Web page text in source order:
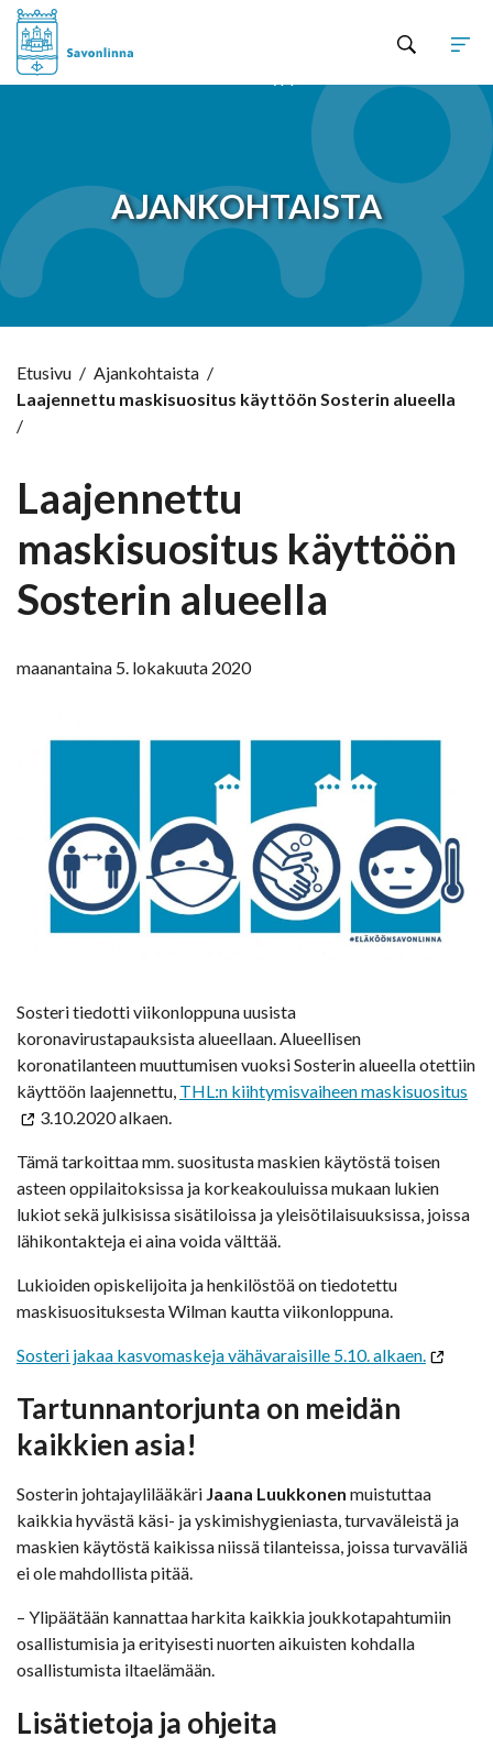
AJANKOHTAISTA
Etusivu / Ajankohtaista /
Laajennettu maskisuositus käyttöön Sosterin alueella
/
Laajennettu
maskisuositus käyttöön
Sosterin alueella
maanantaina 5. lokakuuta 2020
Sosteri tiedotti viikonloppuna uusista
koronavirustapauksista alueellaan. Alueellisen
koronatilanteen muuttumisen vuoksi Sosterin alueella otettiin
käyttöön laajennettu, THL:n kiihtymisvaiheen maskisuositus
3.10.2020 alkaen.
Tämä tarkoittaa mm. suositusta maskien käytöstä toisen
asteen oppilaitoksissa ja korkeakouluissa mukaan lukien
lukiot sekä julkisissa sisätiloissa ja yleisötilaisuuksissa, joissa
lähikontakteja ei aina voida välttää.
Lukioiden opiskelijoita ja henkilöstöä on tiedotettu
maskisuosituksesta Wilman kautta viikonloppuna.
Sosteri jakaa kasvomaskeja vähävaraisille 5.10. alkaen.
Tartunnantorjunta on meidän
kaikkien asia!
Sosterin johtajaylilääkäri Jaana Luukkonen muistuttaa
kaikkia hyvästä käsi- ja yskimishygieniasta, turvaväleistä ja
maskien käytöstä kaikissa niissä tilanteissa, joissa turvaväliä
ei ole mahdollista pitää.
– Ylipäätään kannattaa harkita kaikkia joukkotapahtumiin
osallistumisia ja erityisesti nuorten aikuisten kohdalla
osallistumista iltaelämään.
Lisätietoja ja ohjeita